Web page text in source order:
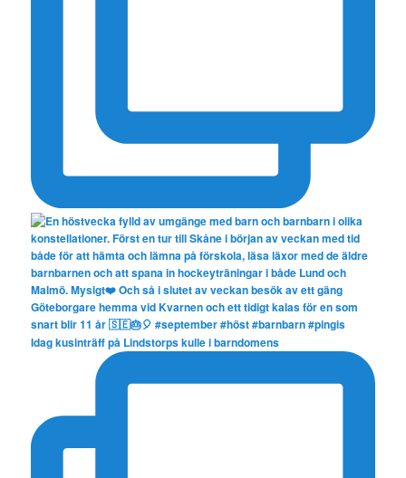
Idag kusinträff på Lindstorps kulle i barndomens